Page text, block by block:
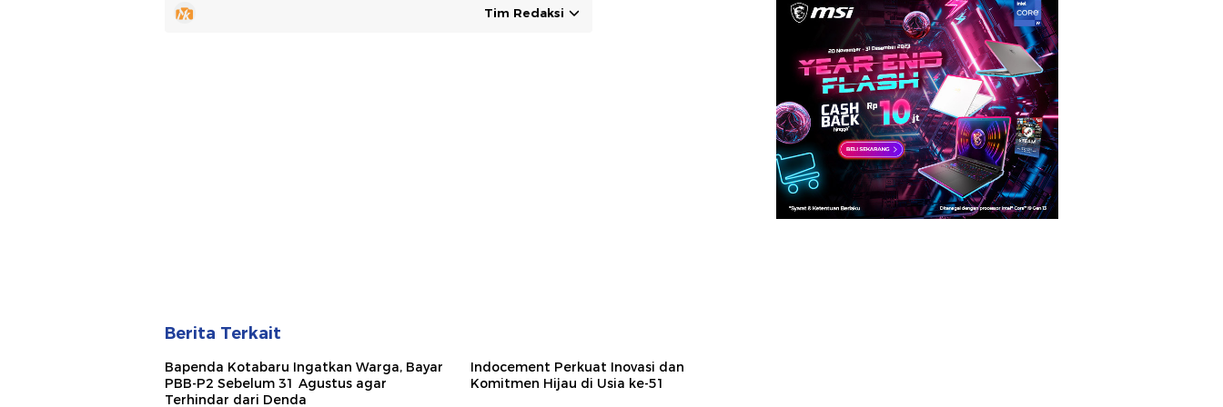
Tim Redaksi
Berita Terkait
Bapenda Kotabaru Ingatkan Warga, Bayar
PBB-P2 Sebelum 31 Agustus agar
Terhindar dari Denda
Indocement Perkuat Inovasi dan
Komitmen Hijau di Usia ke-51